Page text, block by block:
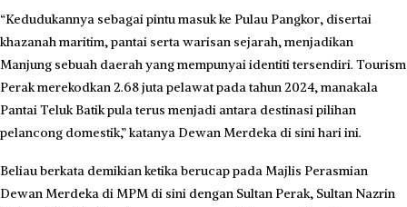
“Kedudukannya sebagai pintu masuk ke Pulau Pangkor, disertai
khazanah maritim, pantai serta warisan sejarah, menjadikan
Manjung sebuah daerah yang mempunyai identiti tersendiri. Tourism
Perak merekodkan 2.68 juta pelawat pada tahun 2024, manakala
Pantai Teluk Batik pula terus menjadi antara destinasi pilihan
pelancong domestik,” katanya Dewan Merdeka di sini hari ini.
Beliau berkata demikian ketika berucap pada Majlis Perasmian
Dewan Merdeka di MPM di sini dengan Sultan Perak, Sultan Nazrin